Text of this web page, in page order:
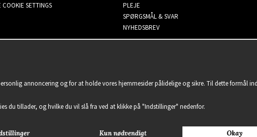
COOKIE SETTINGS
PLEJE
SPØRGSMÅL & SVAR
NYHEDSBREV
2021 Delightful Hair
annoncering og for at holde vores hjemmesider pålidelige og sikre. Til dette formål
du tillader, og hvilke du vil slå fra ved at klikke på "Indstillinger" nedenfor.
Kun nødvendigt Okay